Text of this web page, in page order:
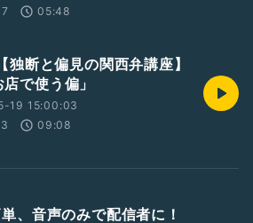
05:48
断と偏見の関西弁講座】
で使う偏」
19 15:00:03
09:08
、音声のみで配信者に！